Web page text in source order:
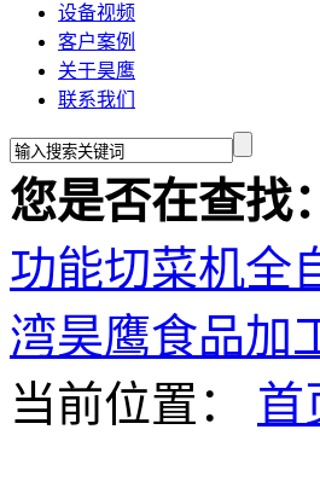
设备视频
客户案例
关于昊鹰
联系我们
您是否在查找：
功能切菜机全
湾昊鹰食品加
当前位置：
首